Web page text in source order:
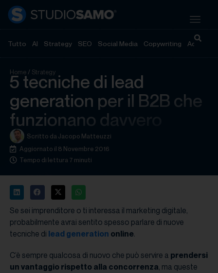
Tutto AI Strategy SEO Social Media Copywriting
Home/ Strategy
5 tecniche di lead
generation per il B2B che
funzionano davvero
Scritto da Jacopo Matteuzzi
Aggiornato il 8 Novembre 2016
Tempo di lettura 7 minuti
Se sei imprenditore o ti interessa il marketing digitale,
probabilmente avrai sentito spesso parlare di nuove
tecniche di lead generation online.
C’è sempre qualcosa di nuovo che può servire a prendersi
un vantaggio rispetto alla concorrenza, ma queste